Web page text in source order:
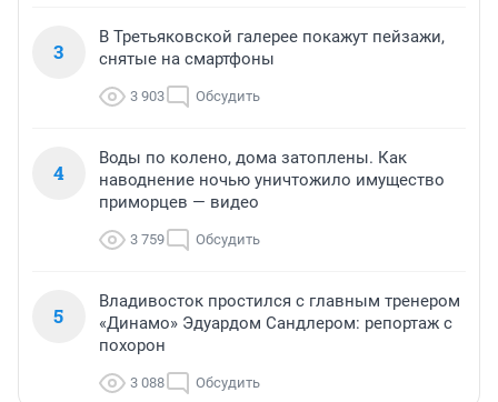
3
В Третьяковской галерее покажут пейзажи,
снятые на смартфоны
3 903 Обсудить
4
Воды по колено, дома затоплены. Как
наводнение ночью уничтожило имущество
приморцев — видео
3 759 Обсудить
5
Владивосток простился с главным тренером
«Динамо» Эдуардом Сандлером: репортаж с
похорон
3 088 Обсудить